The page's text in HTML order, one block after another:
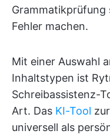
Grammatikprüfung
Fehler machen.
Mit einer Auswahl
Inhaltstypen ist
Schreibassistenz-
Art. Das KI-Tool
universell als